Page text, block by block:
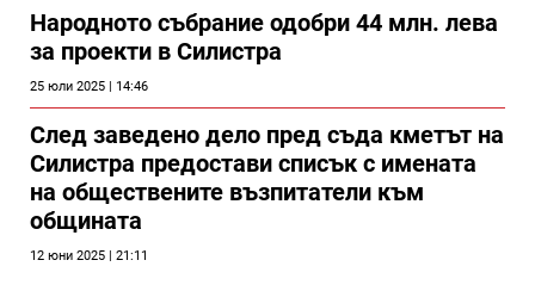
Народното събрание одобри 44 млн. лева
за проекти в Силистра
25 юли 2025 | 14:46
След заведено дело пред съда кметът на
Силистра предостави списък с имената
на обществените възпитатели към
общината
12 юни 2025 | 21:11